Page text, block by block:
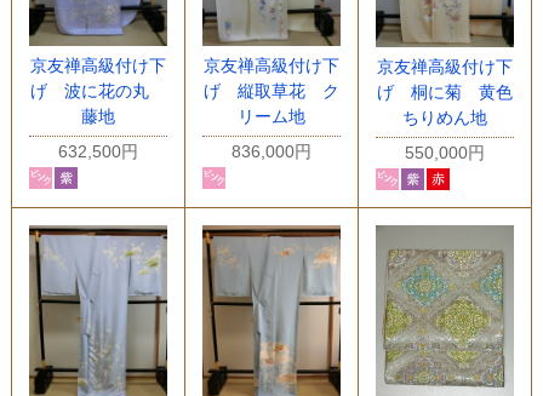
京友禅高級付け下
げ 波に花の丸
藤地
632,500円
京友禅高級付け下
げ 縦取草花 ク
リーム地
836,000円
京友禅高級付け下
げ 桐に菊 黄色
ちりめん地
550,000円